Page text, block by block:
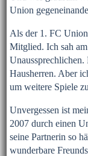
Union
Als der 1. FC
Mitglied. Ich sah
Unaussprechlichen.
Hausherren. Aber
um weitere Spiele
Unvergessen ist
2007 durch einen
seine Partnerin so
wunderbare